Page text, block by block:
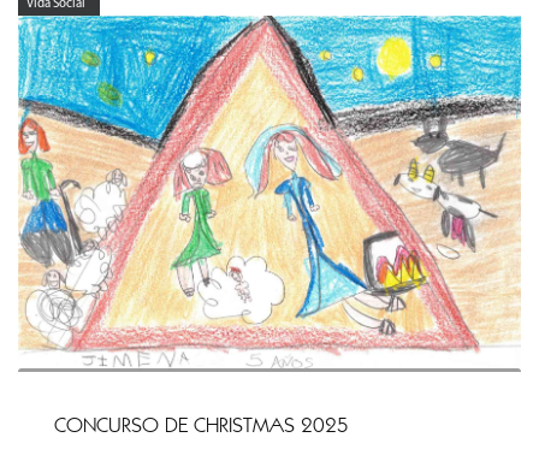
Vida Social
CONCURSO DE CHRISTMAS 2025